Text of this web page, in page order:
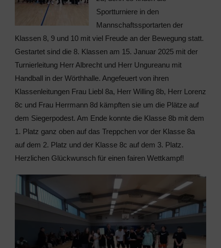
Sportturniere in den
Mannschaftssportarten der
Klassen 8, 9 und 10 mit viel Freude an der Bewegung statt.
Gestartet sind die 8. Klassen am 15. Januar 2025 mit der
Turnierleitung Herr Albrecht und Herr Ungureanu mit
Handball in der Wörthhalle. Angefeuert von ihren
Klassenleitungen Frau Liebl 8a, Herr Willing 8b, Herr Lorenz
8c und Frau Herrmann 8d kämpften sie um die Plätze auf
dem Siegerpodest. Am Ende konnte die Klasse 8b mit dem
1. Platz ganz oben auf das Treppchen vor der Klasse 8a
auf dem 2. Platz und der Klasse 8c auf dem 3. Platz.
Herzlichen Glückwunsch für einen fairen Wettkampf!